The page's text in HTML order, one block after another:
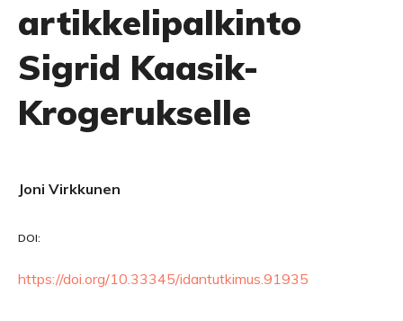
artikkelipalkinto
Sigrid Kaasik-
Krogerukselle
Joni Virkkunen
DOI:
https://doi.org/10.33345/idantutkimus.91935